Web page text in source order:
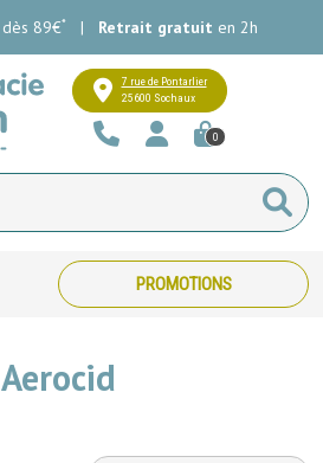
dès 89€* | Retrait gratuit en 2h
Pharmacie Carlin Votre
7 rue de Pontarlier
25600 Sochaux
0
PROMOTIONS
Aerocid